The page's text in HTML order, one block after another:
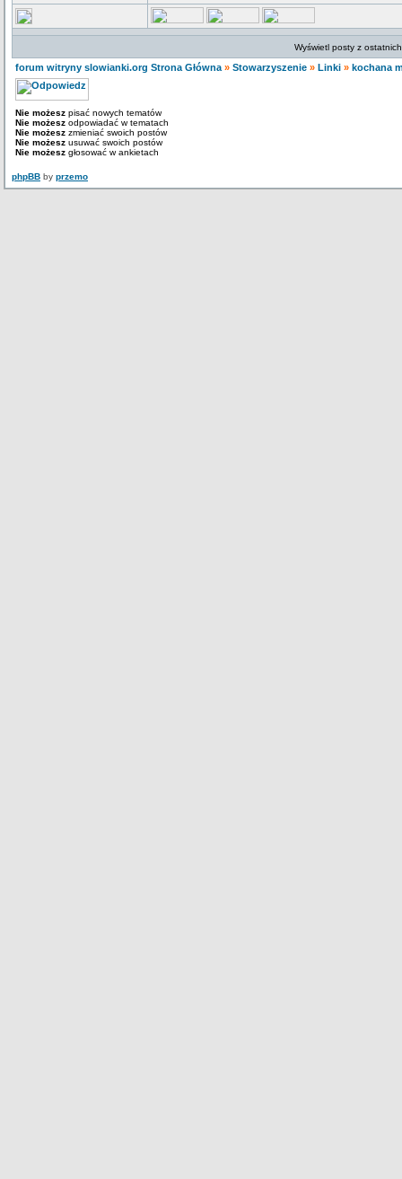
Wyświetl posty z
forum witryny slowianki.org Strona Główna » Stowarzyszenie » Linki » kochana
Nie możesz pisać nowych tematów
Nie możesz odpowiadać w tematach
Nie możesz zmieniać swoich postów
Nie możesz usuwać swoich postów
Nie możesz głosować w ankietach
phpBB by przemo